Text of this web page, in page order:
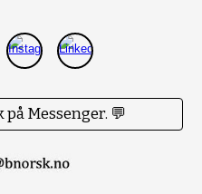
Messenger. 💬